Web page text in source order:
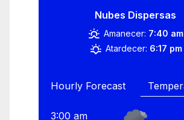
Nubes Dispersas
Amanecer: 7:40 am
Atardecer: 6:17 pm
Hourly Forecast
3:00 am